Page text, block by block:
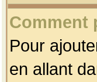
Comment
Pour
en allant